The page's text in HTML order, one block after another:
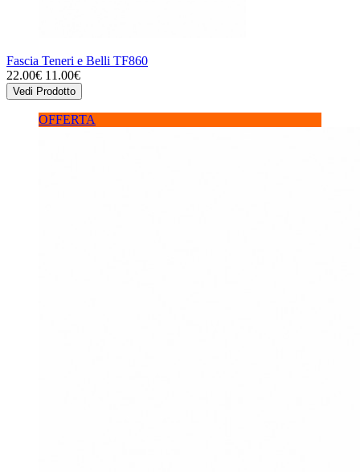
Fascia Teneri e Belli TF860
22.00€ 11.00€
Vedi Prodotto
OFFERTA